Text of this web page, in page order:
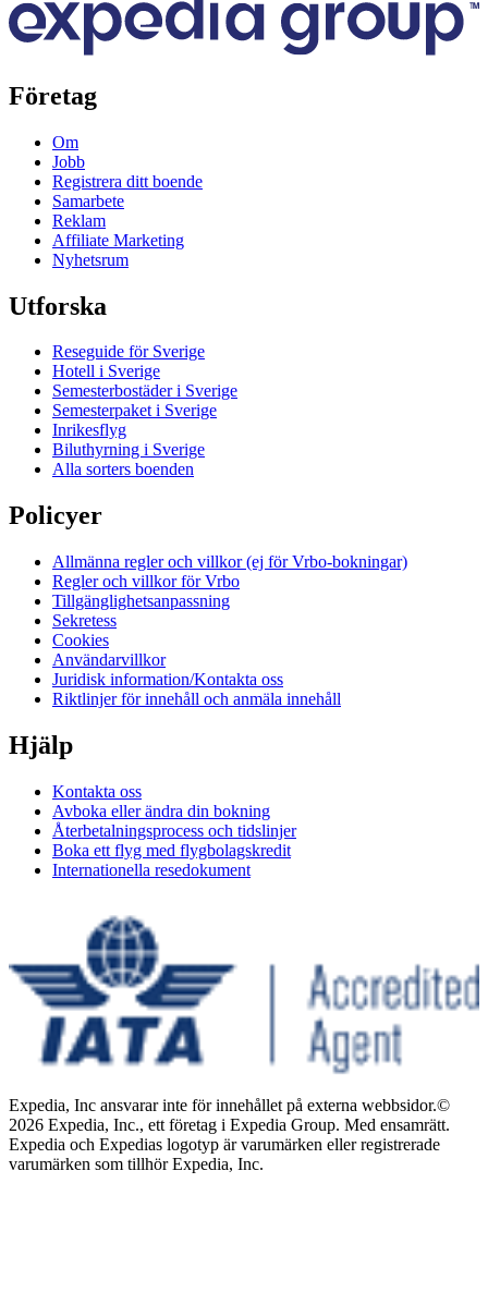
Företag
Om
Jobb
Registrera ditt boende
Samarbete
Reklam
Affiliate Marketing
Nyhetsrum
Utforska
Reseguide för Sverige
Hotell i Sverige
Semesterbostäder i Sverige
Semesterpaket i Sverige
Inrikesflyg
Biluthyrning i Sverige
Alla sorters boenden
Policyer
Allmänna regler och villkor (ej för Vrbo-bokningar)
Regler och villkor för Vrbo
Tillgänglighetsanpassning
Sekretess
Cookies
Användarvillkor
Juridisk information/Kontakta oss
Riktlinjer för innehåll och anmäla innehåll
Hjälp
Kontakta oss
Avboka eller ändra din bokning
Återbetalningsprocess och tidslinjer
Boka ett flyg med flygbolagskredit
Internationella resedokument
Expedia, Inc ansvarar inte för innehållet på externa webbsidor.©
2026 Expedia, Inc., ett företag i Expedia Group. Med ensamrätt.
Expedia och Expedias logotyp är varumärken eller registrerade
varumärken som tillhör Expedia, Inc.